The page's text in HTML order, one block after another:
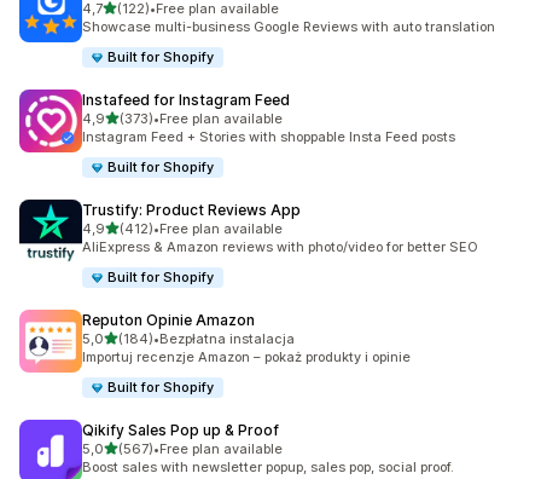
4,7na 5 gwiazdek
(122)
Łączna liczba recenzji: 122
•Free plan available
Showcase multi-business Google Reviews with auto translation
Built for Shopify
Instafeed for Instagram Feed
4,9na 5 gwiazdek
(373)
Łączna liczba recenzji: 373
•Free plan available
Instagram Feed + Stories with shoppable Insta Feed posts
Built for Shopify
Trustify: Product Reviews App
4,9na 5 gwiazdek
(412)
Łączna liczba recenzji: 412
•Free plan available
AliExpress & Amazon reviews with photo/video for better SEO
Built for Shopify
Reputon Opinie Amazon
5,0na 5 gwiazdek
(184)
Łączna liczba recenzji: 184
•Bezpłatna instalacja
Importuj recenzje Amazon – pokaż produkty i opinie
Built for Shopify
Qikify Sales Pop up & Proof
5,0na 5 gwiazdek
(567)
Łączna liczba recenzji: 567
•Free plan available
Boost sales with newsletter popup, sales pop, social proof.